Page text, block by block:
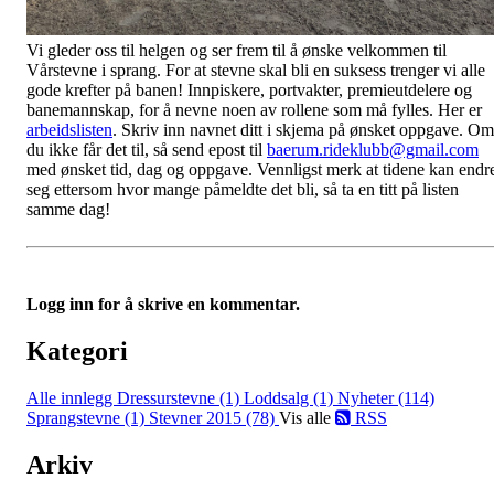
Vi gleder oss til helgen og ser frem til å ønske velkommen til
Vårstevne i sprang. For at stevne skal bli en suksess trenger vi alle
gode krefter på banen! Innpiskere, portvakter, premieutdelere og
banemannskap, for å nevne noen av rollene som må fylles. Her er
arbeidslisten. Skriv inn navnet ditt i skjema på ønsket oppgave. Om
du ikke får det til, så send epost til baerum.rideklubb@gmail.com
med ønsket tid, dag og oppgave. Vennligst merk at tidene kan
seg ettersom hvor mange påmeldte det bli, så ta en titt på listen
samme dag!
Logg inn for å skrive en kommentar.
Kategori
Alle innlegg Dressurstevne (1) Loddsalg (1) Nyheter (114)
Sprangstevne (1) Stevner 2015 (78) Vis alle RSS
Arkiv